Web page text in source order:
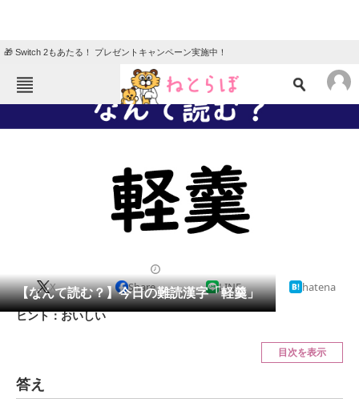
🎁 Switch 2もあたる！ プレゼントキャンペーン実施中！
ねとらぼメニュー
TOP ニュース
クイズ
地域
教育・育児
会員記事
ITの今と未来を見通す
【なんて読む？】今日の難読漢字「軽羹」
X Share LINE hatena
ヒント：おいしい
目次を表示
答え